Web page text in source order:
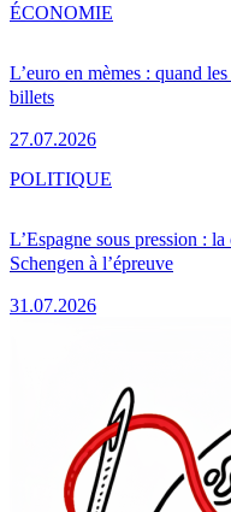
L’euro en mèmes : quand
billets
27.07.2026
ÉCONOMIE
L’Espagne sous pression :
Schengen à l’épreuve
31.07.2026
POLITIQUE